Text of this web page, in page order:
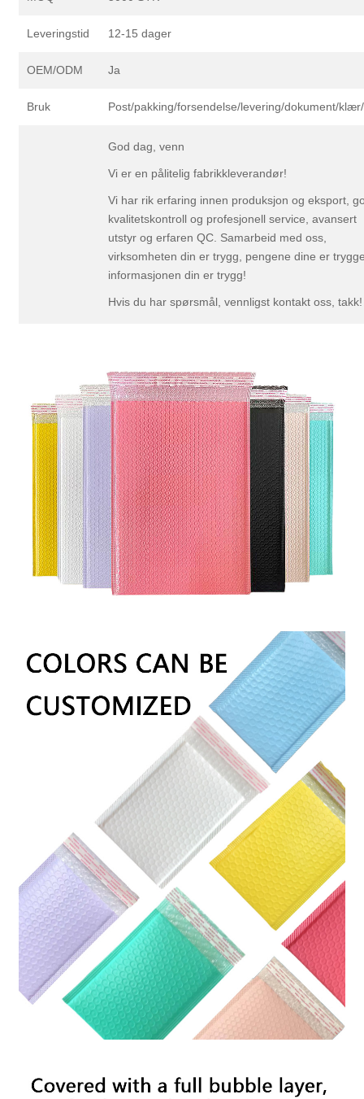
Leveringstid 12-15 dager
OEM/ODM Ja
Bruk Post/pakking/forsendelse/levering/dokument/
God dag, venn
Vi er en pålitelig fabrikkleverandør!
Vi har rik erfaring innen produksjon og eksport,
kvalitetskontroll og profesjonell service, avansert
utstyr og erfaren QC. Samarbeid med oss,
virksomheten din er trygg, pengene dine er
informasjonen din er trygg!
Hvis du har spørsmål, vennligst kontakt oss, takk!